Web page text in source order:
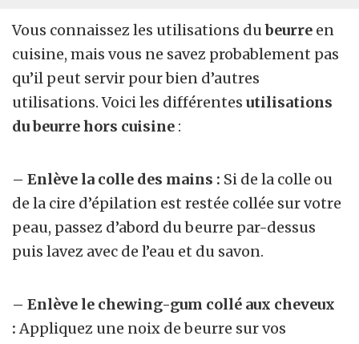
Vous connaissez les utilisations dubeurre en
cuisine, mais vous ne savez probablement pas
qu’il peut servir pour bien d’autres
utilisations. Voici les différentes utilisations
du beurre hors cuisine :
– Enlève la colle des mains : Si de la colle ou
de la cire d’épilation est restée collée sur votre
peau, passez d’abord du beurre par-dessus
puis lavez avec de l’eau et du savon.
– Enlève le chewing-gum collé aux cheveux
: Appliquez une noix de beurre sur vos